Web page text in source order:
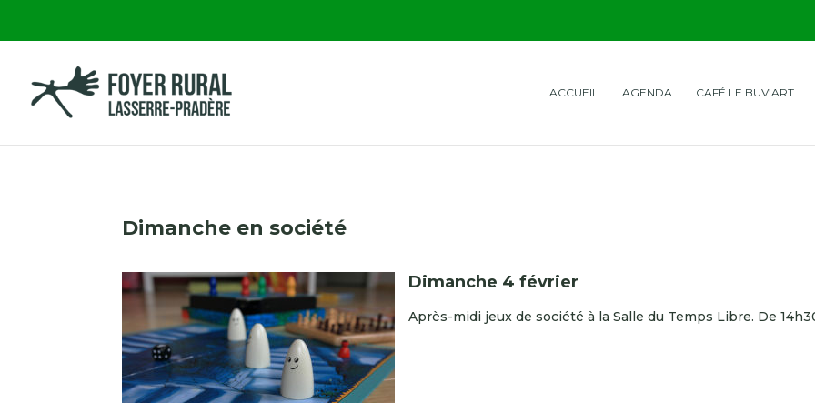
ACCUEIL AGENDA CAFÉ LE BUV’ART
Dimanche en société
Dimanche 4 février
Après-midi jeux de société à la Salle du Temps Libre. De